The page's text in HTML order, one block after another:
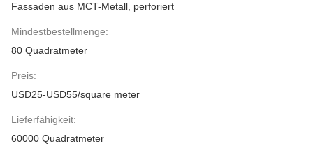
Fassaden aus MCT-Metall, perforiert
Mindestbestellmenge:
80 Quadratmeter
Preis:
USD25-USD55/square meter
Lieferfähigkeit:
60000 Quadratmeter